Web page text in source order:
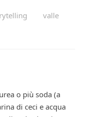
valle
o più soda (a
di ceci e acqua